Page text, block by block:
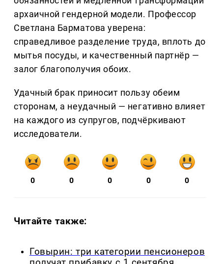
архаичной гендерной модели. Профессор
Светлана Барматова уверена:
справедливое разделение труда, вплоть до
мытья посуды, и качественный партнёр —
залог благополучия обоих.
Удачный брак приносит пользу обеим
сторонам, а неудачный — негативно влияет
на каждого из супругов, подчёркивают
исследователи.
0 0 0 0 0
Читайте также:
Говырин: три категории пенсионеров